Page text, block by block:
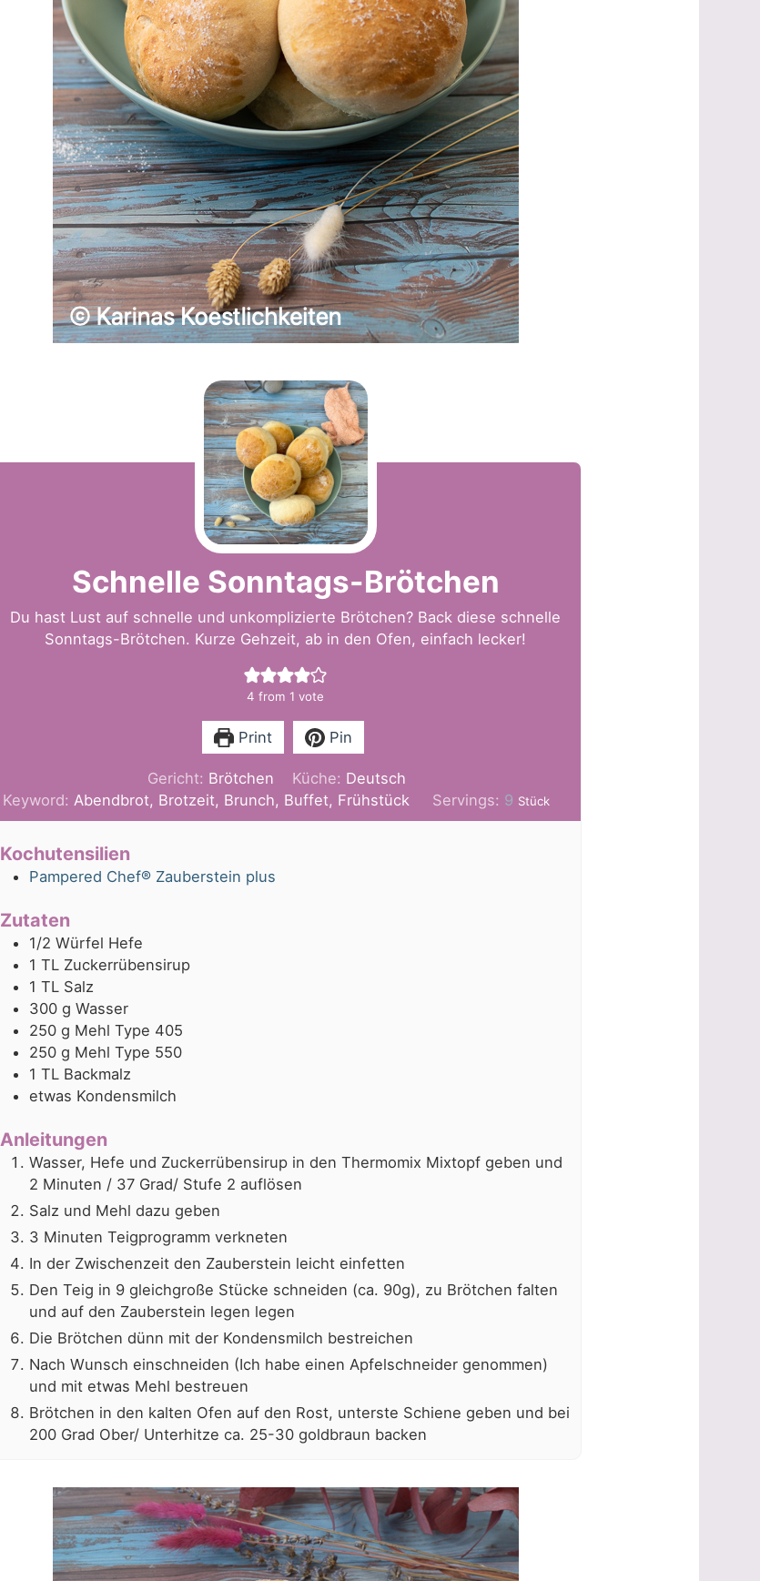
Schnelle Sonntags-Brötchen
Du hast Lust auf schnelle und unkomplizierte Brötchen? Back diese schnelle
Sonntags-Brötchen. Kurze Gehzeit, ab in den Ofen, einfach lecker!
4 from 1 vote
Print Pin
Gericht: Brötchen Küche: Deutsch
Keyword:Abendbrot, Brotzeit, Brunch, Buffet, Frühstück Servings: 9 Stück
Kochutensilien
Pampered Chef® Zauberstein plus
Zutaten
1/2 Würfel Hefe
1 TL Zuckerrübensirup
1 TL Salz
300 g Wasser
250 g Mehl Type 405
250 g Mehl Type 550
1 TL Backmalz
etwas Kondensmilch
Anleitungen
Wasser, Hefe und Zuckerrübensirup in den Thermomix Mixtopf geben und
2 Minuten / 37 Grad/ Stufe 2 auflösen
Salz und Mehl dazu geben
3 Minuten Teigprogramm verkneten
In der Zwischenzeit den Zauberstein leicht einfetten
Den Teig in 9 gleichgroße Stücke schneiden (ca. 90g), zu Brötchen falten
und auf den Zauberstein legen legen
Die Brötchen dünn mit der Kondensmilch bestreichen
Nach Wunsch einschneiden (Ich habe einen Apfelschneider genommen)
und mit etwas Mehl bestreuen
Brötchen in den kalten Ofen auf den Rost, unterste Schiene geben und bei
200 Grad Ober/ Unterhitze ca. 25-30 goldbraun backen